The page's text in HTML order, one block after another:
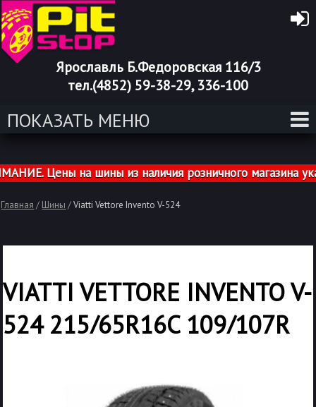
Ярославль Б.Федоровская 116/3
тел.(4852) 59-38-29, 336-100
ПОКАЗАТЬ МЕНЮ
Цены на шины из наличия розничного магазина
Главная / Шины / Viatti Vettore Invento V-524
VIATTI VETTORE INVENTO V-
524 215/65R16C 109/107R